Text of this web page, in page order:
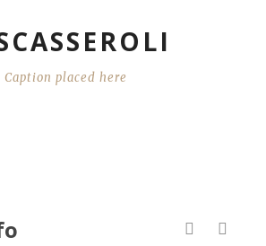
Caption placed here